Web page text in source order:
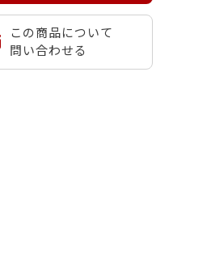
この商品について
問い合わせる